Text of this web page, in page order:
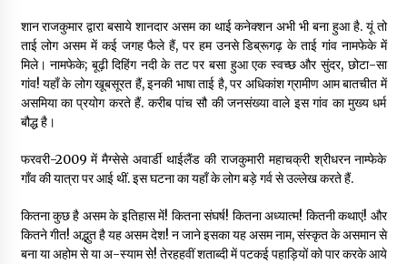
शान राजकुमार द्वारा बसाये शानदार असम का थाई कनेक्शन अभी भी बना हुआ है. यूं तो
ताई लोग असम में कई जगह फैले हैं, पर हम उनसे डिब्रूगढ़ के ताई गांव नामफेके में
मिले। नामफेके; बूढ़ी दिहिंग नदी के तट पर बसा हुआ एक स्वच्छ और सुंदर, छोटा-सा
गांव! यहाँ के लोग खूबसूरत हैं, इनकी भाषा ताई है, पर अधिकांश ग्रामीण आम बातचीत में
असमिया का प्रयोग करते हैं. करीब पांच सौ की जनसंख्या वाले इस गांव का मुख्य धर्म
बौद्ध है।
फरवरी-2009 में मैग्सेसे अवार्डी थाईलैंड की राजकुमारी महाचक्री श्रीधरन नाम्फेके
गाँव की यात्रा पर आई थीं. इस घटना का यहाँ के लोग बड़े गर्व से उल्लेख करते हैं.
कितना कुछ है असम के इतिहास में! कितना संघर्ष! कितना अध्यात्म! कितनी कथाएं! और
कितने गीत! अद्भुत है यह असम देश! न जाने इसका यह असम नाम, संस्कृत के असमान से
बना या अहोम से या अ-स्याम से! तेरहहवीं शताब्दी में पटकई पहाड़ियों को पार करके आये